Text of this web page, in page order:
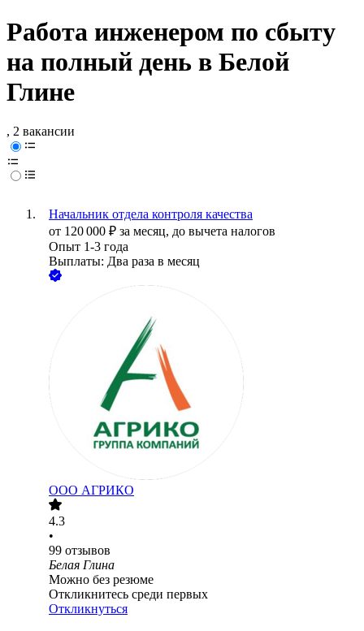
Работа инженером по сбыту
на полный день в Белой
Глине
, 2 вакансии
Начальник отдела контроля качества
от 120 000 ₽ за месяц, до вычета налогов
Опыт 1-3 года
Выплаты: Два раза в месяц
ООО АГРИКО
4.3
•
99 отзывов
Белая Глина
Можно без резюме
Откликнитесь среди первых
Откликнуться